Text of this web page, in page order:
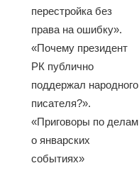
перестройка без
права на ошибку».
«Почему президент
РК публично
поддержал народного
писателя?».
«Приговоры по делам
о январских
событиях»